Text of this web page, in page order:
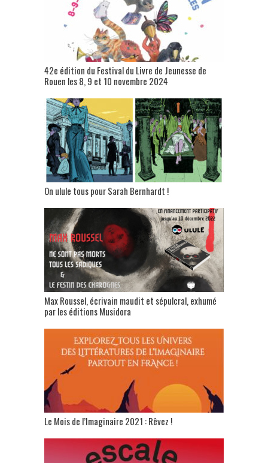
42e édition du Festival du Livre de Jeunesse de
Rouen les 8, 9 et 10 novembre 2024
On ulule tous pour Sarah Bernhardt !
Max Roussel, écrivain maudit et sépulcral, exhumé
par les éditions Musidora
Le Mois de l’Imaginaire 2021 : Rêvez !